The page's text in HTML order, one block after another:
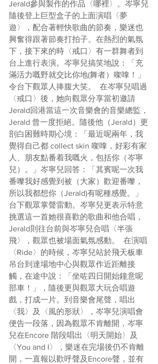
Jerald參與製作的作品〈哪裡〉。岑寧兒
隨後登上巨型盒子的上面演唱〈夢
遊〉，配合著輕快歌曲的節奏，樂迷也
興奮得跟著節奏打拍子。在熱烈的氣氛
下，接下來的時〈戒口〉有一群舞者到
台上進行表演。岑寧兒搞笑地說：「充
滿活力嘅野就交比你地(舞者）㗎嗱！」
令台下觀眾人捧腹大笑。  在岑寧兒唱過
〈戒口〉後，她向觀眾分享當初邀請
Jerald回港當這一次音樂會的音樂總監，
Jerald 曾一度拒絕。隨後他（Jerald）更
剖白困難時期心境：「最近呢兩年，我
覺得自己都 collect skin 㗎嗱，好彩有家
人、朋友點番着我嘅火，包括你（岑寧
兒）。」岑寧兒回答：「其賓呢一次我
番嚟我好感覺到被（大家）歡迎番嚟，
所以我都想你（Jerald)有呢種感覺。」
台下觀眾掌聲雷動。岑寧兒更表示特意
挑選這一首她很喜歡的歌曲和他合唱，
Jerald則往台前與岑寧兒合唱〈半張
飛〉，觀眾也被場面氣氛感動。  在演唱
〈Ride〉的時候，岑寧兒站於飛天板車
吊台到達場地中心與觀眾作近距離接
觸，在途中說：「坐咗四日開始鐘意呢
部車！」，隨後更與觀眾大玩合唱遊
戲，打成一片。到音樂會尾聲，唱出
〈我〉及〈風的形狀〉，岑寧兒演唱會
便告一段落，因為觀眾不肯離開，岑寧
兒在Encore 階段唱出〈明天開始〉及
〈You and I〉，樂迷在完場後仍不肯離
開，一直報以歡呼聲及Encore聲，並有